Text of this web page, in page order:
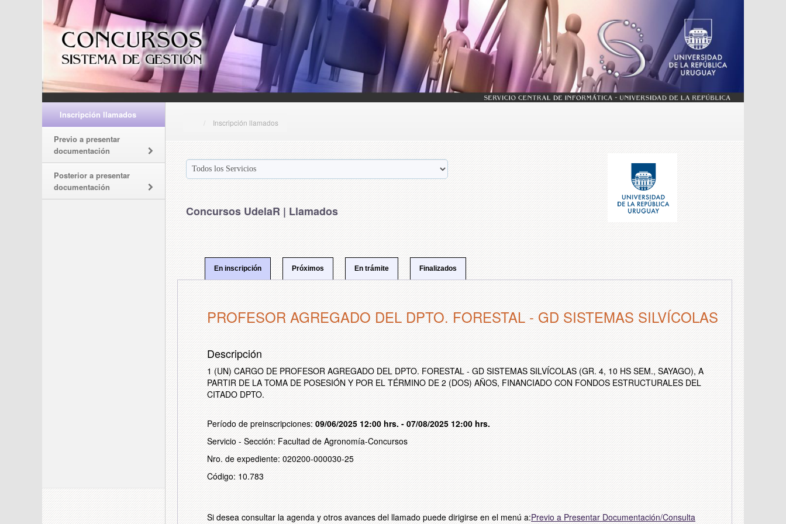
Inscripción llamados
Previo a presentar
documentación
Posterior a presentar
documentación
Inscripción llamados
Concursos UdelaR | Llamados
En inscripción Próximos En trámite Finalizados
PROFESOR AGREGADO DEL DPTO. FORESTAL - GD SISTEMAS SILVÍCOLAS
Descripción
1 (UN) CARGO DE PROFESOR AGREGADO DEL DPTO. FORESTAL - GD SISTEMAS SILVÍCOLAS (GR. 4, 10 HS SEM., SAYAGO), A
PARTIR DE LA TOMA DE POSESIÓN Y POR EL TÉRMINO DE 2 (DOS) AÑOS, FINANCIADO CON FONDOS ESTRUCTURALES DEL
CITADO DPTO.
Período de preinscripciones:09/06/2025 12:00 hrs. - 07/08/2025 12:00 hrs.
Servicio - Sección: Facultad de Agronomía-Concursos
Nro. de expediente: 020200-000030-25
Código: 10.783
Si desea consultar la agenda y otros avances del llamado puede dirigirse en el menú a:Previo a Presentar Documentación/Consulta